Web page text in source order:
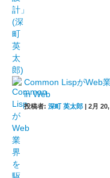
Common LispがWeb
in Web
投稿者: 深町 英太郎 | 2月